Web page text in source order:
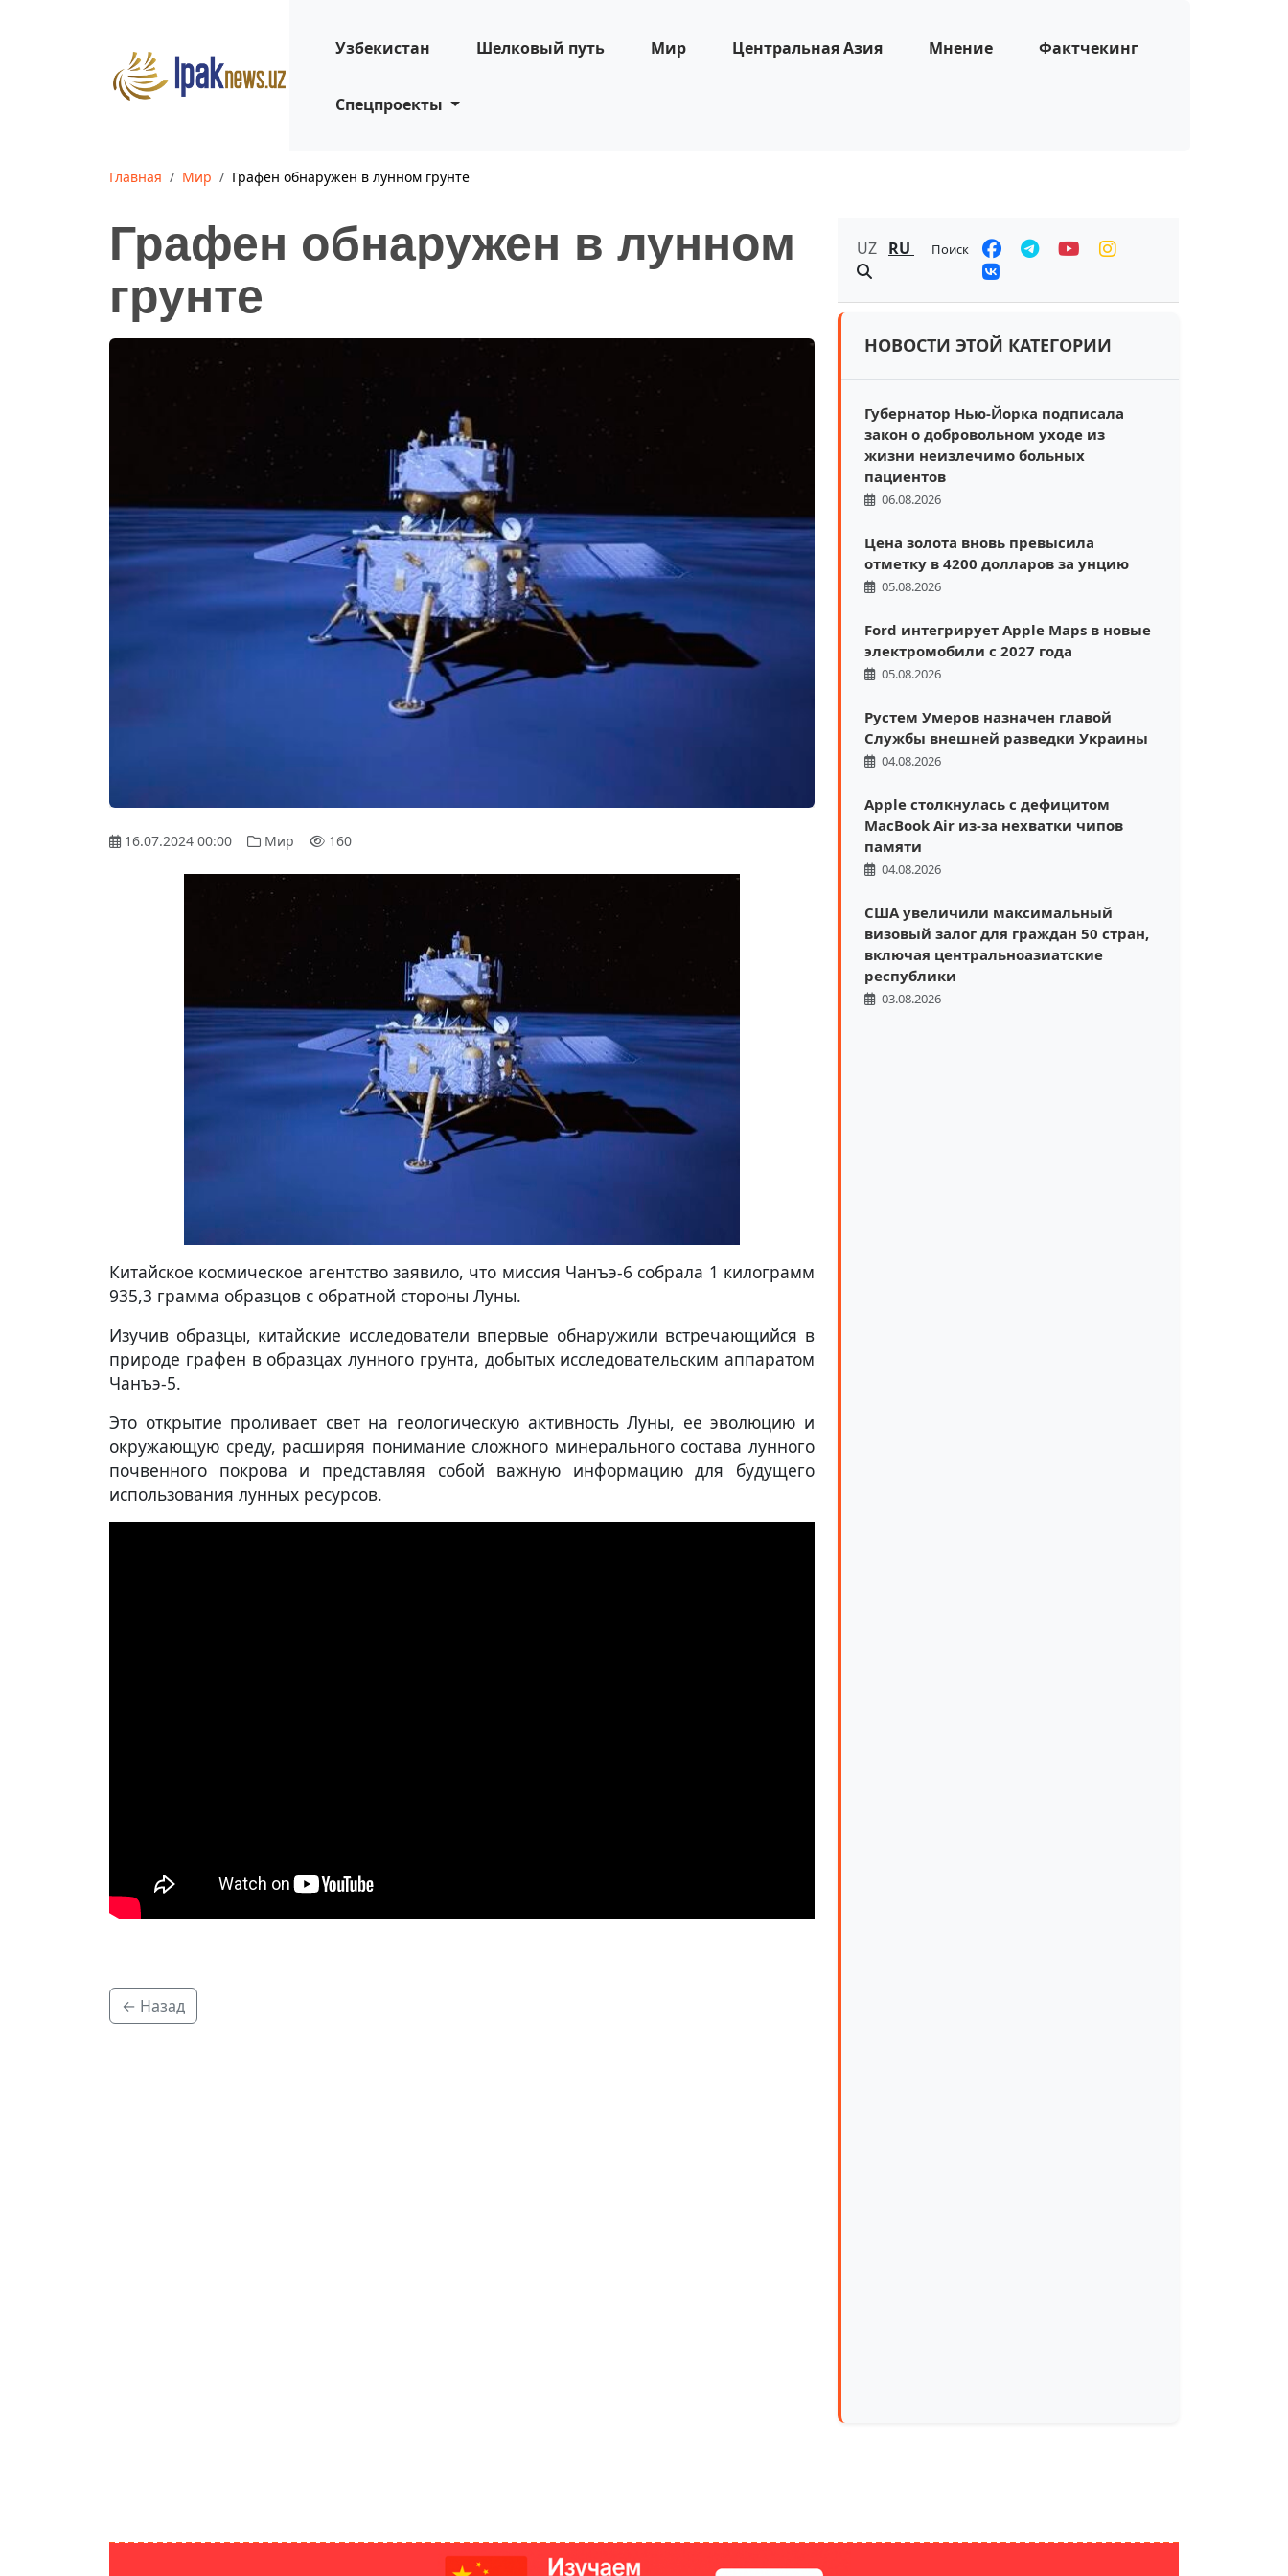
Узбекистан Шелковый путь Мир Центральная Азия Мнение Фактчекинг
Спецпроекты
Главная Мир Графен обнаружен в лунном грунте
Графен обнаружен в лунном
грунте
16.07.2024 00:00 Мир 160
Китайское космическое агентство заявило, что миссия Чанъэ-6 собрала 1 килограмм
935,3 грамма образцов с обратной стороны Луны.
Изучив образцы, китайские исследователи впервые обнаружили встречающийся в
природе графен в образцах лунного грунта, добытых исследовательским аппаратом
Чанъэ-5.
Это открытие проливает свет на геологическую активность Луны, ее эволюцию и
окружающую среду, расширяя понимание сложного минерального состава лунного
почвенного покрова и представляя собой важную информацию для будущего
использования лунных ресурсов.
← Назад
UZ RU Поиск
НОВОСТИ ЭТОЙ КАТЕГОРИИ
Губернатор Нью-Йорка подписала
закон о добровольном уходе из
жизни неизлечимо больных
пациентов
06.08.2026
Цена золота вновь превысила
отметку в 4200 долларов за унцию
05.08.2026
Ford интегрирует Apple Maps в новые
электромобили с 2027 года
05.08.2026
Рустем Умеров назначен главой
Службы внешней разведки Украины
04.08.2026
Apple столкнулась с дефицитом
MacBook Air из-за нехватки чипов
памяти
04.08.2026
США увеличили максимальный
визовый залог для граждан 50 стран,
включая центральноазиатские
республики
03.08.2026